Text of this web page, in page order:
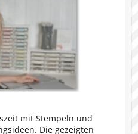
mit Stempeln und
Die gezeigten